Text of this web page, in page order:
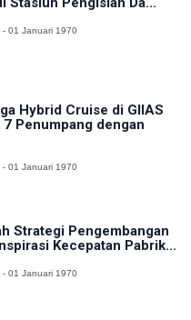
- 01 Januari 1970
Hybrid Cruise di GIIAS
7 Penumpang dengan
- 01 Januari 1970
Strategi Pengembangan
Kecepatan Pabrik...
- 01 Januari 1970